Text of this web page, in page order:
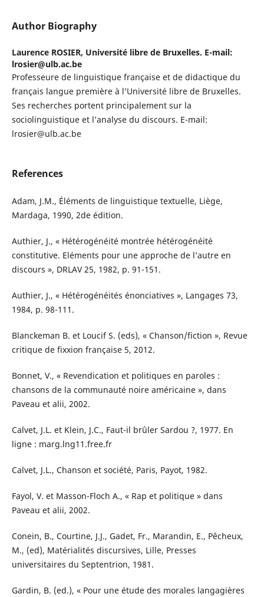
Author Biography
Laurence ROSIER, Université libre de Bruxelles. E-mail:
lrosier@ulb.ac.be
Professeure de linguistique française et de didactique du
français langue première à l’Université libre de Bruxelles.
Ses recherches portent principalement sur la
sociolinguistique et l’analyse du discours. E-mail:
lrosier@ulb.ac.be
References
Adam, J.M., Éléments de linguistique textuelle, Liège,
Mardaga, 1990, 2de édition.
Authier, J., « Hétérogénéité montrée hétérogénéité
constitutive. Eléments pour une approche de l’autre en
discours », DRLAV 25, 1982, p. 91-151.
Authier, J., « Hétérogénéités énonciatives », Langages 73,
1984, p. 98-111.
Blanckeman B. et Loucif S. (eds), « Chanson/fiction », Revue
critique de fixxion française 5, 2012.
Bonnet, V., « Revendication et politiques en paroles :
chansons de la communauté noire américaine », dans
Paveau et alii, 2002.
Calvet, J.L. et Klein, J.C., Faut-il brûler Sardou ?, 1977. En
ligne : marg.lng11.free.fr
Calvet, J.L., Chanson et société, Paris, Payot, 1982.
Fayol, V. et Masson-Floch A., « Rap et politique » dans
Paveau et alii, 2002.
Conein, B., Courtine, J.J., Gadet, Fr., Marandin, E., Pêcheux,
M., (ed), Matérialités discursives, Lille, Presses
universitaires du Septentrion, 1981.
Gardin, B. (ed.), « Pour une étude des morales langagières